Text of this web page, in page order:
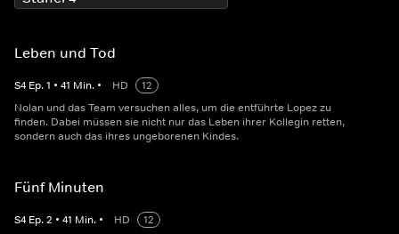
Leben und Tod
S4 Ep.1 • 41 Min. • HD
12
Nolan und das Team versuchen alles, um die entführte Lopez zu
finden. Dabei müssen sie nicht nur das Leben ihrer Kollegin retten,
sondern auch das ihres ungeborenen Kindes.
Fünf Minuten
S4 Ep.2 • 41 Min. • HD
12